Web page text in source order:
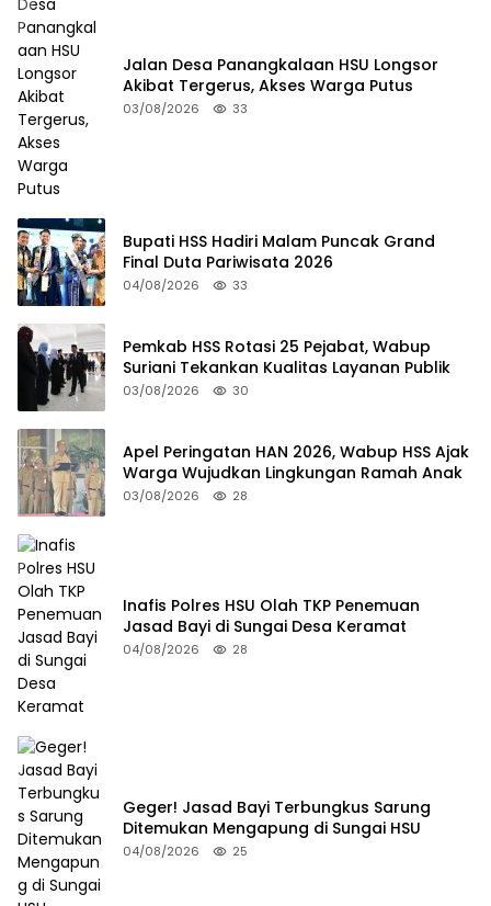
Jalan Desa Panangkalaan HSU Longsor
Akibat Tergerus, Akses Warga Putus
03/08/2026 33
Bupati HSS Hadiri Malam Puncak Grand
Final Duta Pariwisata 2026
04/08/2026 33
Pemkab HSS Rotasi 25 Pejabat, Wabup
Suriani Tekankan Kualitas Layanan Publik
03/08/2026 30
Apel Peringatan HAN 2026, Wabup HSS Ajak
Warga Wujudkan Lingkungan Ramah Anak
03/08/2026 28
Inafis Polres HSU Olah TKP Penemuan
Jasad Bayi di Sungai Desa Keramat
04/08/2026 28
Geger! Jasad Bayi Terbungkus Sarung
Ditemukan Mengapung di Sungai HSU
04/08/2026 25